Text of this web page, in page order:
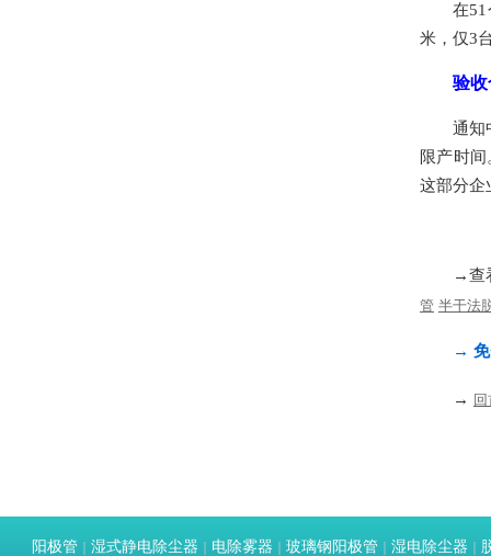
在
米，仅3
验收
通知
限产时
这部分企
→查
管 半干法
→ 免
→
阳极管 湿式静电除尘器 电除雾器 玻璃钢阳极管 湿电除尘器